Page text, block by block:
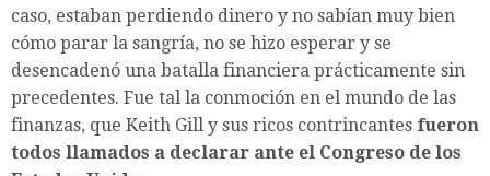
caso, estaban perdiendo dinero y no sabían muy bien
cómo parar la sangría, no se hizo esperar y se
desencadenó una batalla financiera prácticamente sin
precedentes. Fue tal la conmoción en el mundo de las
finanzas, que Keith Gill y sus ricos contrincantes fueron
todos llamados a declarar ante el Congreso de los